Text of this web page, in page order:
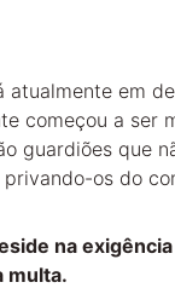
atualmente em
começou a ser
guardiões que
privando-os do
na
multa.